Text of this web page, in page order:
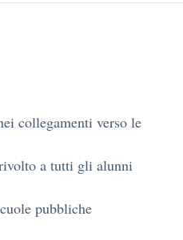
collegamenti verso le
a tutti gli alunni
pubbliche